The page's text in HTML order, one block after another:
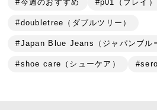
#今週のおすすめ #p01（プレイ）
#doubletree（ダブルツリー）
#Japan Blue Jeans（ジャパンブル
#shoe care（シューケア）